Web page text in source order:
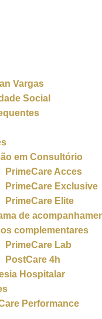
Vargas
Social
em Consultório
PrimeCare Acces
PrimeCare Exclusive
PrimeCare Elite
de
complementares
PrimeCare Lab
PostCare 4h
Hospitalar
Performance